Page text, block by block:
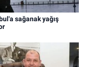
sağanak yağış